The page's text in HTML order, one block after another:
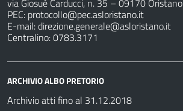
via Giosuè Carducci, n. 35 – 09170 Oristano
PEC: protocollo@pec.asloristano.it
E-mail:direzione.generale@asloristano.it
Centralino: 0783.3171
ARCHIVIO ALBO PRETORIO
Archivio atti fino al 31.12.2018